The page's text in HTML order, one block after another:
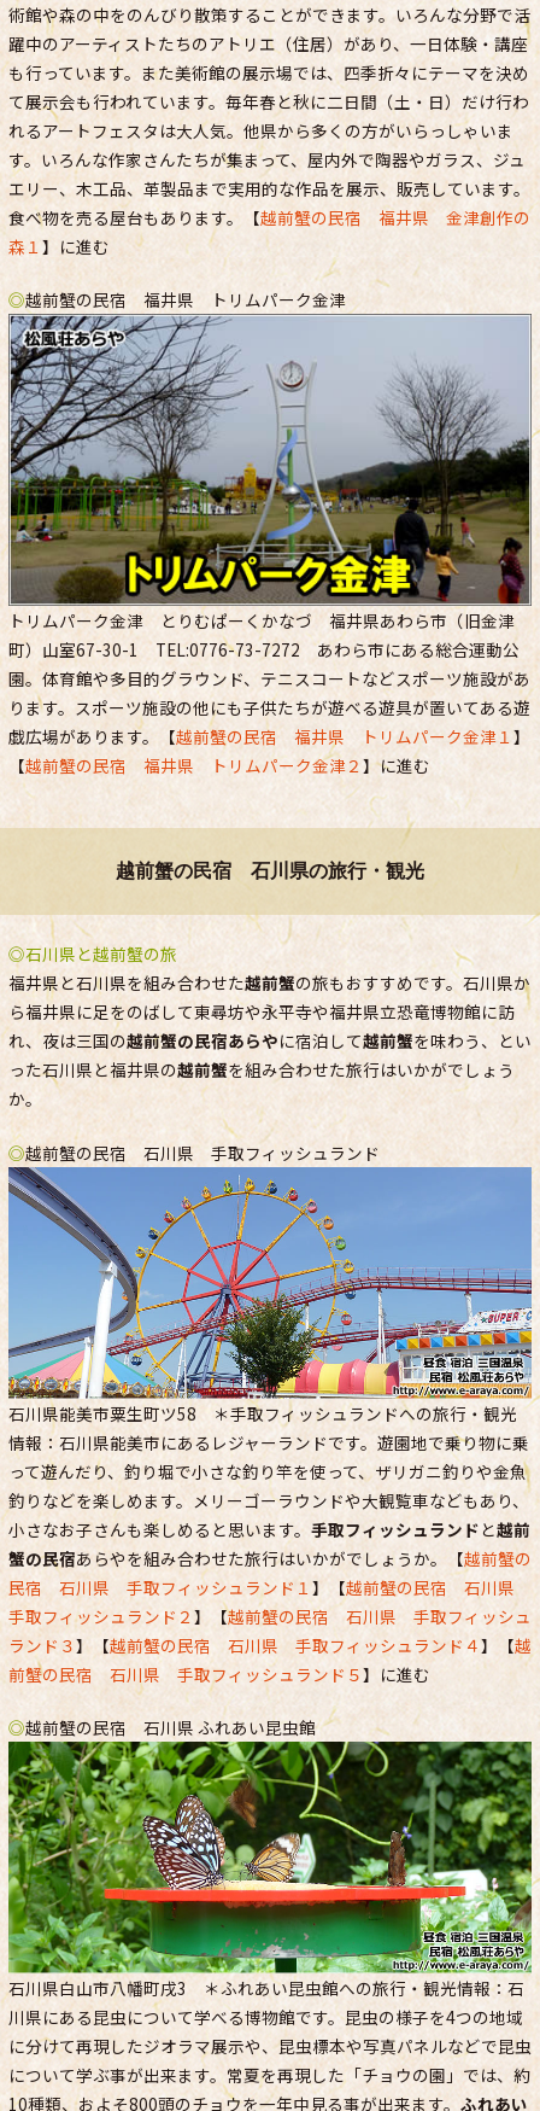
術館や森の中をのんびり散策することができます。いろんな分野で活
躍中のアーティストたちのアトリエ（住居）があり、一日体験・講座
も行っています。また美術館の展示場では、四季折々にテーマを決め
て展示会も行われています。毎年春と秋に二日間（土・日）だけ行わ
れるアートフェスタは大人気。他県から多くの方がいらっしゃいま
す。いろんな作家さんたちが集まって、屋内外で陶器やガラス、ジュ
エリー、木工品、革製品まで実用的な作品を展示、販売しています。
食べ物を売る屋台もあります。【越前蟹の民宿 福井県 金津創作の
森１ 】に進む
◎越前蟹の民宿 福井県 トリムパーク金津
トリムパーク金津 とりむぱーくかなづ 福井県あわら市（旧金津
町）山室67-30-1 TEL:0776-73-7272 あわら市にある総合運動公
園。体育館や多目的グラウンド、テニスコートなどスポーツ施設があ
ります。スポーツ施設の他にも子供たちが遊べる遊具が置いてある遊
戯広場があります。【越前蟹の民宿 福井県 トリムパーク金津１】
【越前蟹の民宿 福井県 トリムパーク金津２】に進む
越前蟹の民宿 石川県の旅行・観光
◎石川県と越前蟹の旅
福井県と石川県を組み合わせた越前蟹の旅もおすすめです。石川県か
ら福井県に足をのばして東尋坊や永平寺や福井県立恐竜博物館に訪
れ、夜は三国の越前蟹の民宿あらやに宿泊して越前蟹を味わう、とい
った石川県と福井県の越前蟹を組み合わせた旅行はいかがでしょう
か。
◎越前蟹の民宿 石川県 手取フィッシュランド
石川県能美市粟生町ツ58 ＊手取フィッシュランドへの旅行・観光
情報：石川県能美市にあるレジャーランドです。遊園地で乗り物に乗
って遊んだり、釣り堀で小さな釣り竿を使って、ザリガニ釣りや金魚
釣りなどを楽しめます。メリーゴーラウンドや大観覧車などもあり、
小さなお子さんも楽しめると思います。 手取フィッシュランドと越前
蟹の民宿あらやを組み合わせた旅行はいかがでしょうか。【越前蟹の
民宿 石川県 手取フィッシュランド１ 】【越前蟹の民宿 石川県
手取フィッシュランド２ 】【越前蟹の民宿 石川県 手取フィッシュ
ランド３】【越前蟹の民宿 石川県 手取フィッシュランド４】【越
前蟹の民宿 石川県 手取フィッシュランド５】に進む
◎越前蟹の民宿 石川県 ふれあい昆虫館
石川県白山市八幡町戌3 ＊ふれあい昆虫館への旅行・観光情報：石
川県にある昆虫について学べる博物館です。昆虫の様子を4つの地域
に分けて再現したジオラマ展示や、昆虫標本や写真パネルなどで昆虫
について学ぶ事が出来ます。常夏を再現した「チョウの園」では、約
10種類、およそ800頭のチョウを一年中見る事が出来ます。 ふれあい